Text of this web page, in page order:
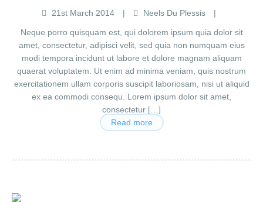
21st March 2014 Neels Du Plessis
Neque porro quisquam est, qui dolorem ipsum quia dolor sit
amet, consectetur, adipisci velit, sed quia non numquam eius
modi tempora incidunt ut labore et dolore magnam aliquam
quaerat voluptatem. Ut enim ad minima veniam, quis nostrum
exercitationem ullam corporis suscipit laboriosam, nisi ut aliquid
ex ea commodi consequ. Lorem ipsum dolor sit amet,
consectetur […]
Read more